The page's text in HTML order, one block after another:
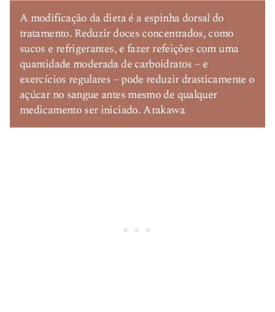
A modificação da dieta é a espinha dorsal do
tratamento. Reduzir doces concentrados, como
sucos e refrigerantes, e fazer refeições com uma
quantidade moderada de carboidratos – e
exercícios regulares – pode reduzir drasticamente o
açúcar no sangue antes mesmo de qualquer
medicamento ser iniciado. Arakawa